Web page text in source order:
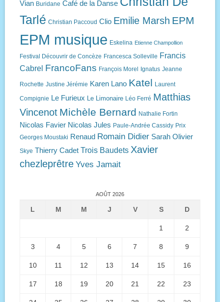
Vian Buridane Café de la Danse
Tarlé Christian Paccoud Clio Emilie Marsh EPM
EPM musique Eskelina Etienne Champollion
Festival Découvrir de Concèze Francesca Solleville Francis
Cabrel FrancoFans François Morel Ignatus Jeanne
Rochette Justine Jérémie Karen Lano Katel Laurent
Compignie Le Furieux Le Limonaire Léo Ferré Matthias
Vincenot Michèle Bernard Nathalie Fortin
Nicolas Favier Nicolas Jules Paule-Andrée Cassidy Prix
Georges Moustaki Renaud Romain Didier Sarah Olivier
Skye Thierry Cadet Trois Baudets Xavier
chezleprêtre Yves Jamait
AOÛT 2026
L M M J V S D
1 2
3 4 5 6 7 8 9
10 11 12 13 14 15 16
17 18 19 20 21 22 23